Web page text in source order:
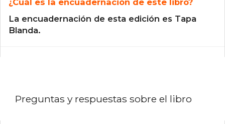
La encuadernación de esta edición es Tapa
Blanda.
Preguntas y respuestas sobre el libro